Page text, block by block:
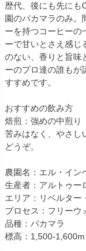
歴代、後にも先にも
園のパカマラのみ。
ーを持つコーヒーの
ーで甘いとさえ感じ
のない、香りと旨味
ーのプロ達の誰もが
すすめです。
おすすめの飲み方
焙煎：強めの中煎り
苦みはなく、やさし
どうぞ。
農園名：エル・イン
生産者：アルトゥー
エリア：リベルター
プロセス：フリーウ
品種：パカマラ
標高：1,500-1,600m